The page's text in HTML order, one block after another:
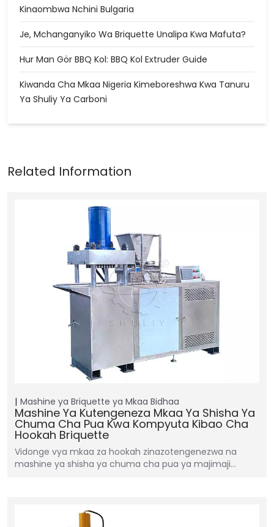
Kinaombwa Nchini Bulgaria
Je, Mchanganyiko Wa Briquette Unalipa Kwa Mafuta?
Hur Man Gör BBQ Kol: BBQ Kol Extruder Guide
Kiwanda Cha Mkaa Nigeria Kimeboreshwa Kwa Tanuru
Ya Shuliy Ya Carboni
Mashine ya Briquette ya Mkaa Bidhaa
Mashine Ya Kutengeneza Mkaa Ya Shisha Ya
Chuma Cha Pua Kwa Kompyuta Kibao Cha
Hookah Briquette
Vidonge vya mkaa za hookah zinazotengenezwa na
mashine ya shisha ya chuma cha pua ya majimaji…